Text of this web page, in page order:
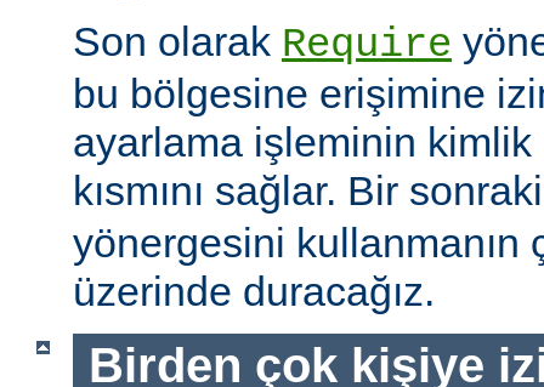
Son olarak Require
bu bölgesine erişimine
ayarlama işleminin kimlik
kısmını sağlar. Bir
yönergesini kullanmanın
üzerinde duracağız.
Birden çok kişiye